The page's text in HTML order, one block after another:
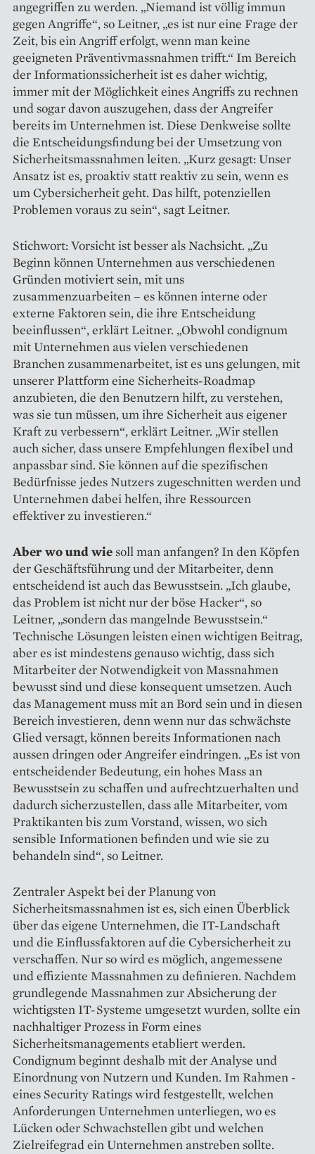
angegriffen zu werden. „Niemand ist völlig immun
gegen Angriffe“, so Leitner, „es ist nur eine Frage der
Zeit, bis ein Angriff erfolgt, wenn man keine
geeigneten Präventivmassnahmen trifft.“ Im Bereich
der Informationssicherheit ist es daher wichtig,
immer mit der Möglichkeit eines Angriffs zu rechnen
und sogar davon auszugehen, dass der Angreifer
bereits im Unternehmen ist. Diese Denkweise sollte
die Entscheidungsfindung bei der Umsetzung von
Sicherheitsmassnahmen leiten. „Kurz gesagt: Unser
Ansatz ist es, proaktiv statt reaktiv zu sein, wenn es
um Cybersicherheit geht. Das hilft, potenziellen
Problemen voraus zu sein“, sagt Leitner.
Stichwort: Vorsicht ist besser als Nachsicht. „Zu
Beginn können Unternehmen aus verschiedenen
Gründen motiviert sein, mit uns
zusammenzuarbeiten – es können interne oder
externe Faktoren sein, die ihre Entscheidung
beeinflussen“, erklärt Leitner. „Obwohl condignum
mit Unternehmen aus vielen verschiedenen
Branchen zusammenarbeitet, ist es uns gelungen, mit
unserer Plattform eine Sicherheits-Roadmap
anzubieten, die den Benutzern hilft, zu verstehen,
was sie tun müssen, um ihre Sicherheit aus eigener
Kraft zu verbessern“, erklärt Leitner. „Wir stellen
auch sicher, dass unsere Empfehlungen flexibel und
anpassbar sind. Sie können auf die spezifischen
Bedürfnisse jedes Nutzers zugeschnitten werden und
Unternehmen dabei helfen, ihre Ressourcen
effektiver zu investieren.“
Aber wo und wiesoll man anfangen? In den Köpfen
der Geschäftsführung und der Mitarbeiter, denn
entscheidend ist auch das Bewusstsein. „Ich glaube,
das Problem ist nicht nur der böse Hacker“, so
Leitner, „sondern das mangelnde Bewusstsein.“
Technische Lösungen leisten einen wichtigen Beitrag,
aber es ist mindestens genauso wichtig, dass sich
Mitarbeiter der Notwendigkeit von Massnahmen
bewusst sind und diese konsequent umsetzen. Auch
das Management muss mit an Bord sein und in diesen
Bereich investieren, denn wenn nur das schwächste
Glied versagt, können bereits Informationen nach
aussen dringen oder Angreifer eindringen. „Es ist von
entscheidender Bedeutung, ein hohes Mass an
Bewusstsein zu schaffen und aufrechtzuerhalten und
dadurch sicherzustellen, dass alle Mitarbeiter, vom
Praktikanten bis zum Vorstand, wissen, wo sich
sensible Informationen befinden und wie sie zu
behandeln sind“, so Leitner.
Zentraler Aspekt bei der Planung von
Sicherheitsmassnahmen ist es, sich einen Überblick
über das eigene Unternehmen, die IT-Landschaft
und die Einflussfaktoren auf die Cybersicherheit zu
verschaffen. Nur so wird es möglich, angemessene
und effiziente Massnahmen zu definieren. Nachdem
grundlegende Massnahmen zur Absicherung der
wichtigsten IT-Systeme umgesetzt wurden, sollte ein
nachhaltiger Prozess in Form eines
Sicherheitsmanagements etabliert werden.
Condignum beginnt deshalb mit der Analyse und
Einordnung von Nutzern und Kunden. Im Rahmen ­
eines Security Ratings wird fest­gestellt, welchen
Anforderungen Unternehmen unterliegen, wo es
Lücken oder Schwachstellen gibt und welchen
Zielreifegrad ein Un­ternehmen anstreben sollte.